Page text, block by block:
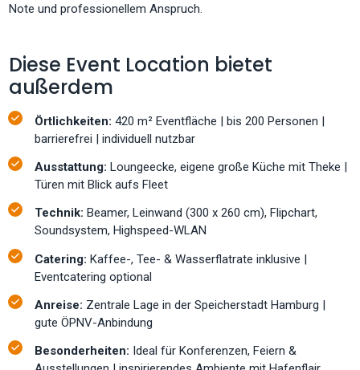
Note und professionellem Anspruch.
Diese Event Location bietet
außerdem
Örtlichkeiten: 420 m² Eventfläche | bis 200 Personen |
barrierefrei | individuell nutzbar
Ausstattung: Loungeecke, eigene große Küche mit Theke |
Türen mit Blick aufs Fleet
Technik: Beamer, Leinwand (300 x 260 cm), Flipchart,
Soundsystem, Highspeed-WLAN
Catering:Kaffee-, Tee- & Wasserflatrate inklusive |
Eventcatering optional
Anreise: Zentrale Lage in der Speicherstadt Hamburg |
gute ÖPNV-Anbindung
Besonderheiten: Ideal für Konferenzen, Feiern &